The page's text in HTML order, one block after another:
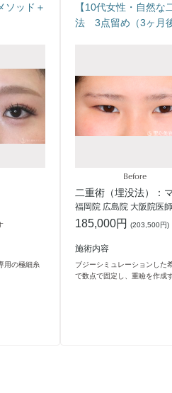
ソッド＋
用の極細糸
【10代女性・自然
法 3点留め（3ヶ月後
Before
二重術（埋没法）：
福岡院 広島院 大阪院医
185,000円 (203,500円)
施術内容
ブジーシミュレーションした
で数点で固定し、重瞼を作成す